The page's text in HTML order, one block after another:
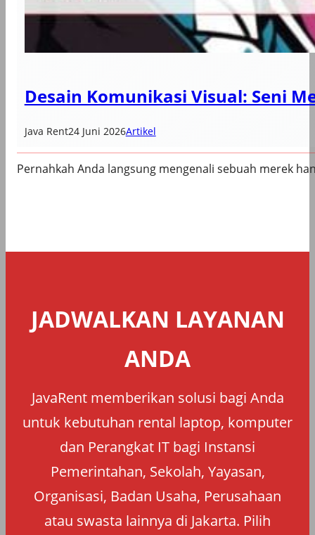
Desain Komunikasi Visual: Seni
Java Rent24 Juni 2026Artikel
Pernahkah Anda langsung mengenali sebuah merek
JADWALKAN LAYANAN
ANDA
JavaRent memberikan solusi bagi Anda
untuk kebutuhan rental laptop, komputer
dan Perangkat IT bagi Instansi
Pemerintahan, Sekolah, Yayasan,
Organisasi, Badan Usaha, Perusahaan
atau swasta lainnya di Jakarta. Pilih